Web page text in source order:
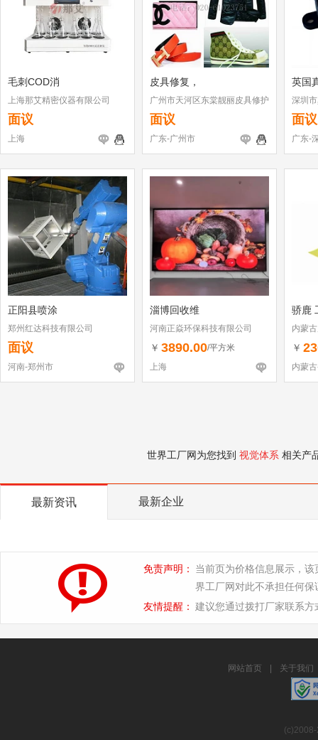
毛刺COD消
上海那艾精密仪器有限公司
面议
上海
皮具修复，
广州市天河区东棠靓丽皮具修护
店
面议
广东-广州市
英国
深圳
面议
广东-
正阳县喷涂
郑州红达科技有限公司
面议
河南-郑州市
淄博回收维
河南正焱环保科技有限公司
￥ 3890.00/平方米
上海
骄鹿
内蒙
￥
内蒙
世界工厂网为您找到 视觉体系 相关产
最新资讯 最新企业
免责声明：
当前页为价格信息展示，
界工厂网对此不承担任何保
友情提醒： 建议您通过拨打厂家联系
网站首页 关于我们